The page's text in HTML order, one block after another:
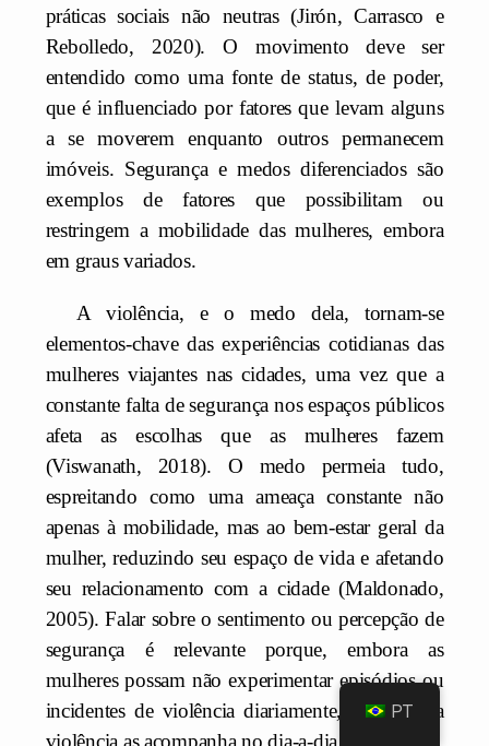
práticas sociais não neutras (Jirón, Carrasco e
Rebolledo, 2020). O movimento deve ser
entendido como uma fonte de status, de poder,
que é influenciado por fatores que levam alguns
a se moverem enquanto outros permanecem
imóveis. Segurança e medos diferenciados são
exemplos de fatores que possibilitam ou
restringem a mobilidade das mulheres, embora
em graus variados.
A violência, e o medo dela, tornam-se
elementos-chave das experiências cotidianas das
mulheres viajantes nas cidades, uma vez que a
constante falta de segurança nos espaços públicos
afeta as escolhas que as mulheres fazem
(Viswanath, 2018). O medo permeia tudo,
espreitando como uma ameaça constante não
apenas à mobilidade, mas ao bem-estar geral da
mulher, reduzindo seu espaço de vida e afetando
seu relacionamento com a cidade (Maldonado,
2005). Falar sobre o sentimento ou percepção de
segurança é relevante porque, embora as
mulheres possam não experimentar episódios ou
incidentes de violência diariamente, o medo da
violência as acompanha no dia-a-dia.
PT